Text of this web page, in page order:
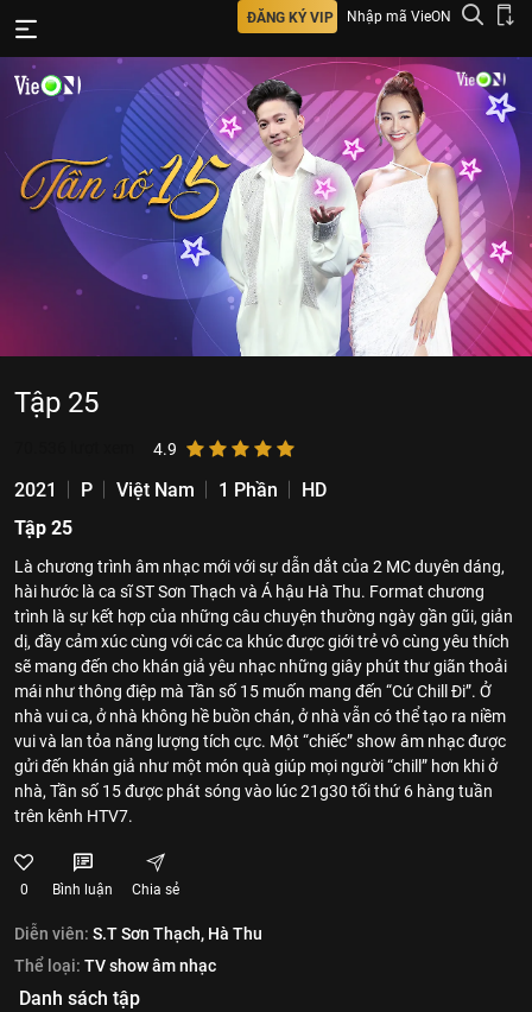
ĐĂNG KÝ VIP Nhập mã VieON
Tập 25
4.9
2021 P Việt Nam 1 Phần
HD
Tập 25
Là chương trình âm nhạc mới với sự dẫn dắt của 2 MC duyên dáng,
hài hước là ca sĩ ST Sơn Thạch và Á hậu Hà Thu. Format chương
trình là sự kết hợp của những câu chuyện thường ngày gần gũi, giản
dị, đầy cảm xúc cùng với các ca khúc được giới trẻ vô cùng yêu thích
sẽ mang đến cho khán giả yêu nhạc những giây phút thư giãn thoải
mái như thông điệp mà Tần số 15 muốn mang đến “Cứ Chill Đi”. Ở
nhà vui ca, ở nhà không hề buồn chán, ở nhà vẫn có thể tạo ra niềm
vui và lan tỏa năng lượng tích cực. Một “chiếc” show âm nhạc được
gửi đến khán giả như một món quà giúp mọi người “chill” hơn khi ở
nhà, Tần số 15 được phát sóng vào lúc 21g30 tối thứ 6 hàng tuần
trên kênh HTV7.
0 Bình luận Chia sẻ
Diễn viên: S.T Sơn Thạch, Hà Thu
Thể loại: TV show âm nhạc
Danh sách tập